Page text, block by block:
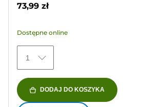
5
435
Recenzji
73,99 zł
Dostępne online
1
DODAJ DO KOSZYKA